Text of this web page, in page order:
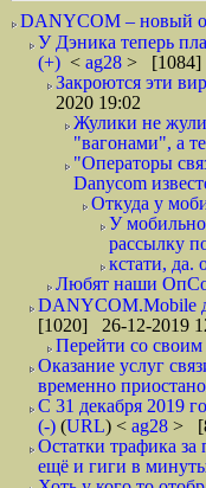
DANYCOM – новый
У Дэника теперь
(+) < ag28 > [1084]
Закроются эти
2020 19:02
Жулики не
"вагонами", а
"Операторы
Danycom
Откуда у
У
рассылку
кстати, да.
Любят наши
DANYCOM.Mobile
[1020] 26-12-2019
Перейти со
Оказание услуг
временно
С 31 декабря 2019
(-) (URL) < ag28 >
Остатки трафика
ещё и гиги в